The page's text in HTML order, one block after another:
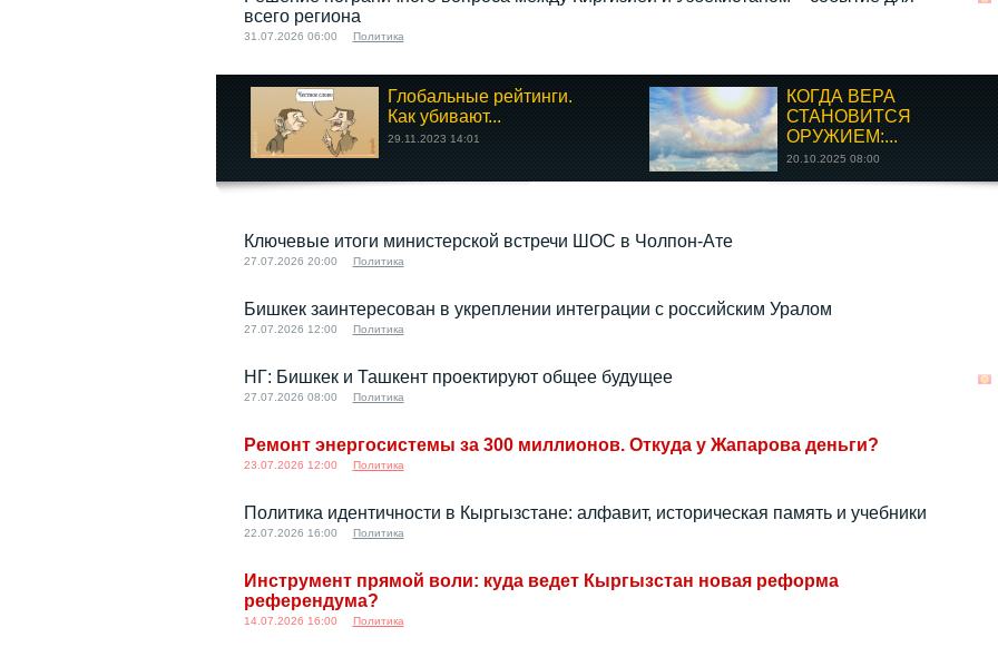
всего региона
31.07.2026 06:00 Политика
Глобальные рейтинги.
Как убивают...
29.11.2023 14:01
КОГДА ВЕРА
СТАНОВИТСЯ
ОРУЖИЕМ:...
20.10.2025 08:00
Ключевые итоги министерской встречи ШОС в Чолпон-Ате
27.07.2026 20:00 Политика
Бишкек заинтересован в укреплении интеграции с российским Уралом
27.07.2026 12:00 Политика
НГ: Бишкек и Ташкент проектируют общее будущее
27.07.2026 08:00 Политика
Ремонт энергосистемы за 300 миллионов. Откуда у Жапарова деньги?
23.07.2026 12:00 Политика
Политика идентичности в Кыргызстане: алфавит, историческая память и учебники
22.07.2026 16:00 Политика
Инструмент прямой воли: куда ведет Кыргызстан новая реформа
референдума?
14.07.2026 16:00 Политика